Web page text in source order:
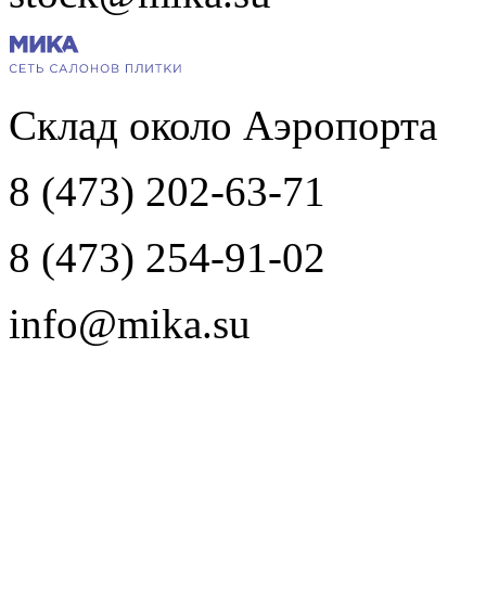
Склад около Аэропорта
8 (473) 202-63-71
8 (473) 254-91-02
info@mika.su